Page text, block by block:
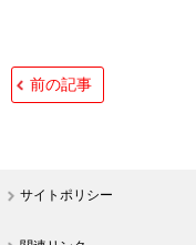
前の記事
サイトポリシー